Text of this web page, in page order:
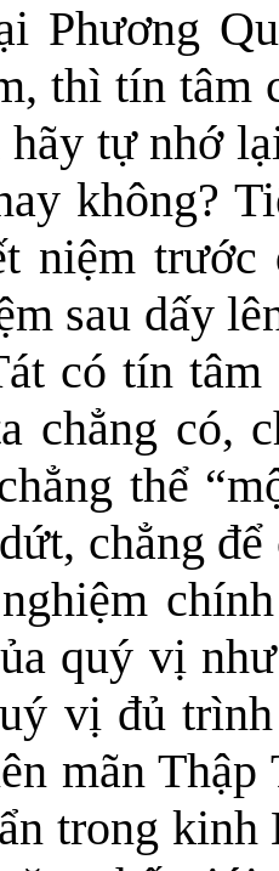
Phương
thì tín tâm
hãy tự nhớ
không?
niệm
sau dấy
có tín tâm
chẳng có,
thể
chẳng để
quý vị
vị đủ
mãn
trong